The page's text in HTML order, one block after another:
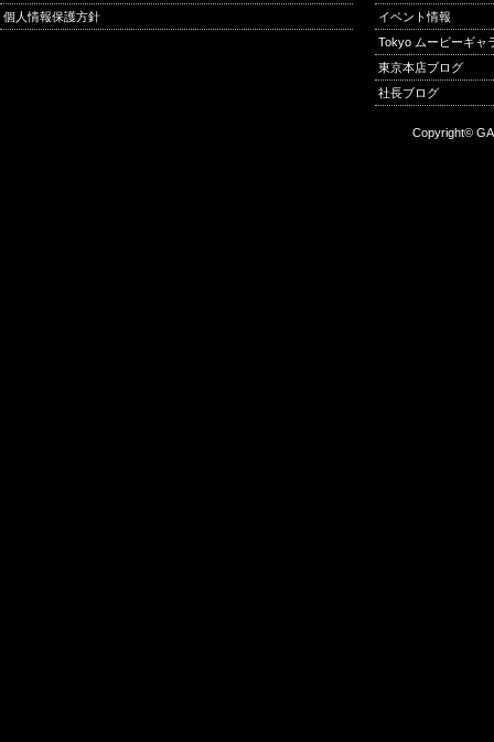
個人情報保護方針
イベント情報
Tokyo ムービーギャ
東京本店ブログ
社長ブログ
Copyright©